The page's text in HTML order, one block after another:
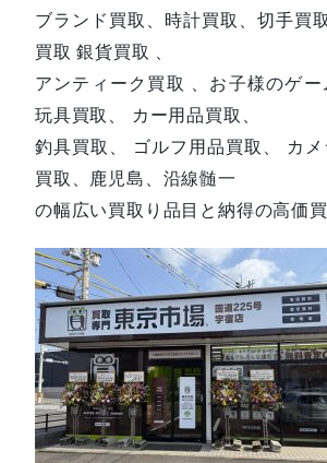
ブランド買取、時計買取、切手買
買取 銀貨買取 、
アンティーク買取 、お子様のゲー
玩具買取、 カー用品買取、
釣具買取、 ゴルフ用品買取、 カ
買取、鹿児島、沿線髄一
の幅広い買取り品目と納得の高価買